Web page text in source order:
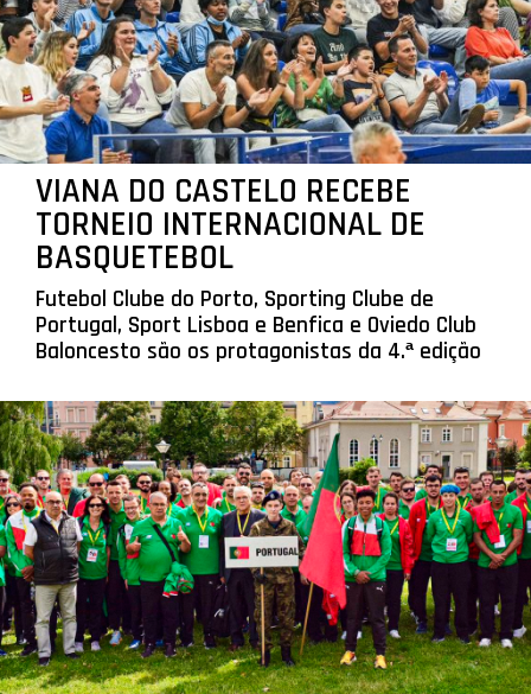
VIANA DO CASTELO RECEBE
TORNEIO INTERNACIONAL DE
BASQUETEBOL
Futebol Clube do Porto, Sporting Clube de
Portugal, Sport Lisboa e Benfica e Oviedo Club
Baloncesto são os protagonistas da 4.ª edição